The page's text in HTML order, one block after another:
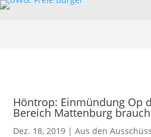
Höntrop: Einmündung Op
Bereich Mattenburg
Dez. 18, 2019 |Aus den